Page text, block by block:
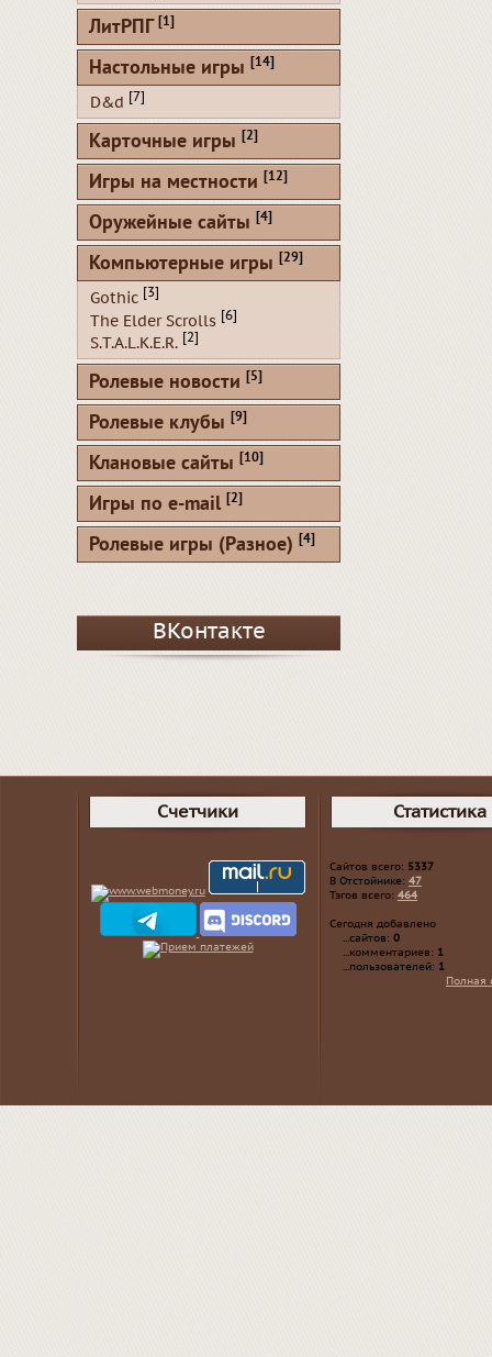
ЛитРПГ [1]
Настольные игры [14]
D&d [7]
Карточные игры [2]
Игры на местности [12]
Оружейные сайты [4]
Компьютерные игры [29]
Gothic [3]
The Elder Scrolls [6]
S.T.A.L.K.E.R. [2]
Ролевые новости [5]
Ролевые клубы [9]
Клановые сайты [10]
Игры по e-mail [2]
Ролевые игры (Разное) [4]
ВКонтакте
Счетчики Статистика
Сайтов всего: 5337
В Отстойнике: 47
Тэгов всего: 464
Сегодня добавлено
...сайтов: 0
...комментариев: 1
...пользователей: 1
Полная